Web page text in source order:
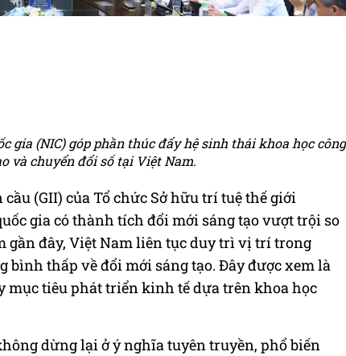
gia (NIC) góp phần thúc đẩy hệ sinh thái khoa học công
và chuyển đổi số tại Việt Nam.
(GII) của Tổ chức Sở hữu trí tuệ thế giới
gia có thành tích đổi mới sáng tạo vượt trội so
đây, Việt Nam liên tục duy trì vị trí trong
bình thấp về đổi mới sáng tạo. Đây được xem là
mục tiêu phát triển kinh tế dựa trên khoa học
dừng lại ở ý nghĩa tuyên truyền, phổ biến